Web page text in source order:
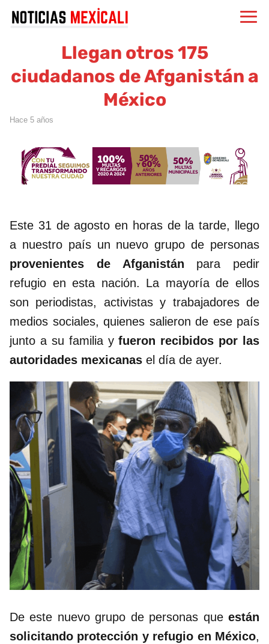
Llegan otros 175
ciudadanos de Afganistán a
México
hace 5 años
Este 31 de agosto en horas de la tarde, llego
a nuestro país un nuevo grupo de personas
provenientes de Afganistán para pedir
refugio en esta nación. La mayoría de ellos
son periodistas, activistas y trabajadores de
medios sociales, quienes salieron de ese país
junto a su familia yfueron recibidos por las
autoridades mexicanas el día de ayer.
De este nuevo grupo de personas que están
solicitando protección y refugio en México,